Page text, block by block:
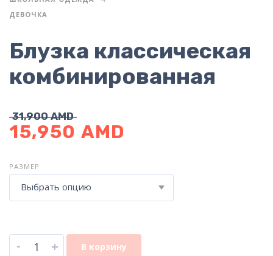
ДЕВОЧКА
Блузка классическая
комбинированная
31,900AMD
15,950 AMD
РАЗМЕР
Выбрать опцию
- + В корзину